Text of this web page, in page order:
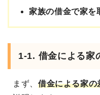
家族の借金で家を
1-1. 借金による家
まず、 借金による家の